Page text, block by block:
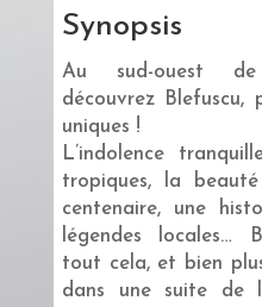
Synopsis
Au sud-ouest de
découvrez Blefuscu,
uniques !
L’indolence
tropiques, la
centenaire, une
légendes locales…
tout cela, et bien
dans une suite de